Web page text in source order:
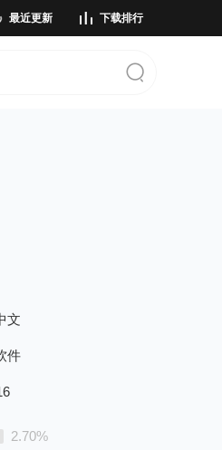
最近更新 下载排行
文
件
2.70%